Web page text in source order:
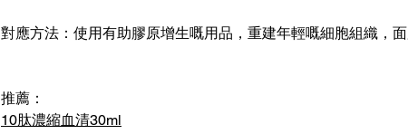
對應方法：使用有助膠原增生嘅用品，重建年輕嘅細胞組織，
推薦：
10肽濃縮血清30ml